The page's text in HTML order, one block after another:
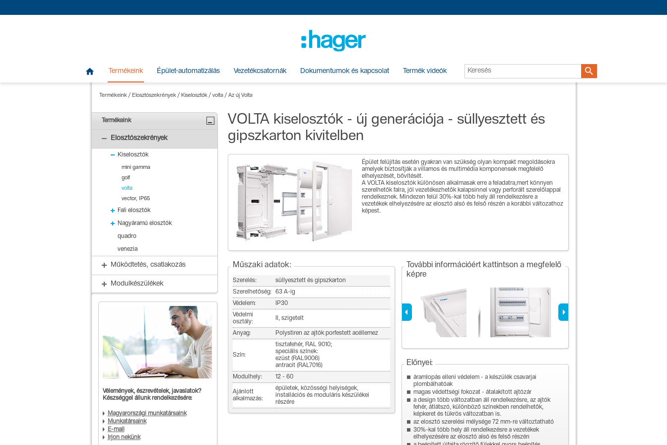
 Termékeink Épület-automatizálás Vezetékcsatornák Dokumentumok és kapcsolat Termék videók 
Termékeink/ Elosztószekrények/ Kiselosztók/ volta/ Az új Volta
Termékeink
Elosztószekrények
Kiselosztók
mini gamma
golf
volta
vector, IP65
Fali elosztók
Nagyáramú elosztók
quadro
venezia
Működtetés, csatlakozás
Modulkészülékek
Vélemények, észrevételek, javaslatok?
Készséggel állunk rendelkezésére:
Magyarországi munkatársaink
Munkatársaink
E-mail
Írjon nekünk
VOLTA kiselosztók - új generációja - süllyesztett és
gipszkarton kivitelben
Épület felújítás esetén gyakran van szükség olyan kompakt megoldásokra
amelyek biztosítják a villamos és multimédia komponensek megfelelő
elhelyezését, bővítését.
A VOLTA kiselosztók különösen alkalmasak erre a feladatra,mert könnyen
szerelhetők falra, jól vezetékezhetők kalapsinnel vagy perforált szerelőlappal
rendelkeznek. Mindezen felül 30%-kal több hely áll rendelkezésre a
vezetékek elhelyezésére az elosztó alsó és felső részén a korábbi változathoz
képest.
Műszaki adatok:
Szerelés:
süllyesztett és gipszkarton
Szerelhetőség:
63 A-ig
Védelem:
IP30
Védelmi
osztály:
II, szigetelt
Anyag: Polystiren az ajtók porfestett acéllemez
Szín:
tisztafehér, RAL 9010;
speciális színek:
ezüst (RAL9006)
antracit (RAL7016)
Modulhely:
12 - 60
Ajánlott
alkalmazás:
épületek, közösségi helyiségek,
installációs és moduláris készülékei
részére
További információért kattintson a megfelelő
képre
Előnyei:
áramlopás elleni védelem - a készülék csavarjai
plombálhatóak
magas védettségi fokozat - átalakított ajtózár
a design több változatban áll rendelkezésre, az ajtók
fehér, átlátszó, különböző színekben rendelhetők,
képkeret és tükrös változatban is.
az elosztó szerelési mélysége 72 mm-re változtatható
30%-kal több hely áll rendelkezésre a vezetékek
elhelyezésére az elosztó alsó és felső részén